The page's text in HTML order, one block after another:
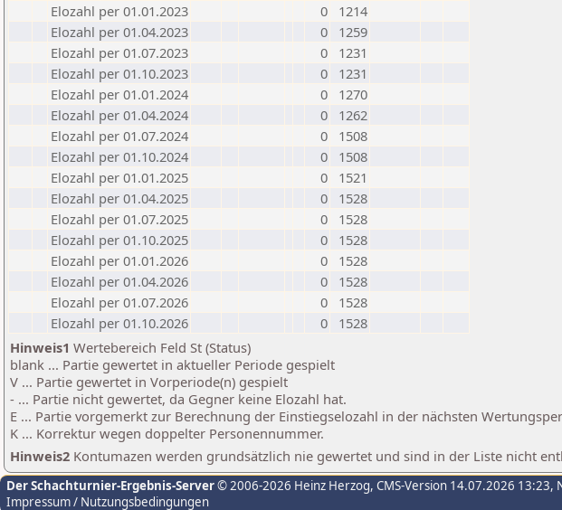
Elozahl per 01.01.2023
0
1214
Elozahl per 01.04.2023
0
1259
Elozahl per 01.07.2023
0
1231
Elozahl per 01.10.2023
0
1231
Elozahl per 01.01.2024
0
1270
Elozahl per 01.04.2024
0
1262
Elozahl per 01.07.2024
0
1508
Elozahl per 01.10.2024
0
1508
Elozahl per 01.01.2025
0
1521
Elozahl per 01.04.2025
0
1528
Elozahl per 01.07.2025
0
1528
Elozahl per 01.10.2025
0
1528
Elozahl per 01.01.2026
0
1528
Elozahl per 01.04.2026
0
1528
Elozahl per 01.07.2026
0
1528
Elozahl per 01.10.2026
0
1528
Hinweis1 Wertebereich Feld St (Status)
blank ... Partie gewertet in aktueller Periode gespielt
V ... Partie gewertet in Vorperiode(n) gespielt
- ... Partie nicht gewertet, da Gegner keine Elozahl hat.
E ... Partie vorgemerkt zur Berechnung der Einstiegselozahl in der nächsten
K ... Korrektur wegen doppelter Personennummer.
Hinweis2 Kontumazen werden grundsätzlich nie gewertet und sind in der Liste nicht
Der Schachturnier-Ergebnis-Server© 2006-2026 Heinz Herzog, CMS-Version 14.07.2026 13:23,
Impressum / Nutzungsbedingungen